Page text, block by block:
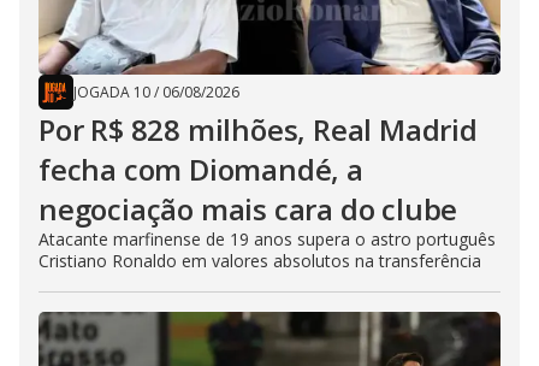
JOGADA 10/ 06/08/2026
Por R$ 828 milhões, Real Madrid
fecha com Diomandé, a
negociação mais cara do clube
Atacante marfinense de 19 anos supera o astro português
Cristiano Ronaldo em valores absolutos na transferência